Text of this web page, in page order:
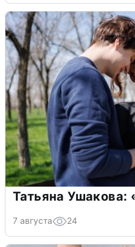
Татьяна Ушакова:
7 августа 24